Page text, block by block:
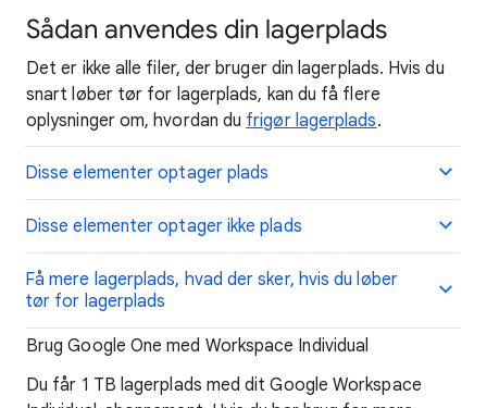
Sådan anvendes din lagerplads
Det er ikke alle filer, der bruger din lagerplads. Hvis du
snart løber tør for lagerplads, kan du få flere
oplysninger om, hvordan du frigør lagerplads.
Disse elementer optager plads
Disse elementer optager ikke plads
Få mere lagerplads, hvad der sker, hvis du løber
tør for lagerplads
Brug Google One med Workspace Individual
Du får 1 TB lagerplads med dit Google Workspace